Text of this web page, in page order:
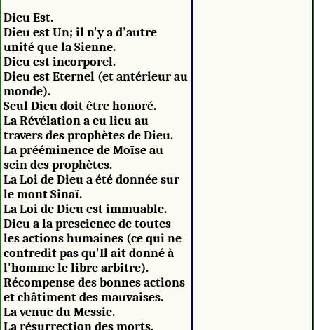
Dieu Est.
Dieu est Un; il n'y a d'autre
unité que la Sienne.
Dieu est incorporel.
Dieu est Eternel (et antérieur au
monde).
Seul Dieu doit être honoré.
La Révélation a eu lieu au
travers des prophètes de Dieu.
La prééminence de Moïse au
sein des prophètes.
La Loi de Dieu a été donnée sur
le mont Sinaï.
La Loi de Dieu est immuable.
Dieu a la prescience de toutes
les actions humaines (ce qui ne
contredit pas qu'Il ait donné à
l'homme le libre arbitre).
Récompense des bonnes actions
et châtiment des mauvaises.
La venue du Messie.
La résurrection des morts.